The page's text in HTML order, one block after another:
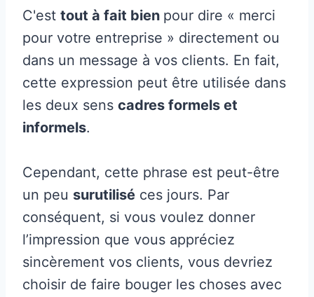
C'est tout à fait bien pour dire « merci
pour votre entreprise » directement ou
dans un message à vos clients. En fait,
cette expression peut être utilisée dans
les deux sens cadres formels et
informels.
Cependant, cette phrase est peut-être
un peu surutilisé ces jours. Par
conséquent, si vous voulez donner
l’impression que vous appréciez
sincèrement vos clients, vous devriez
choisir de faire bouger les choses avec